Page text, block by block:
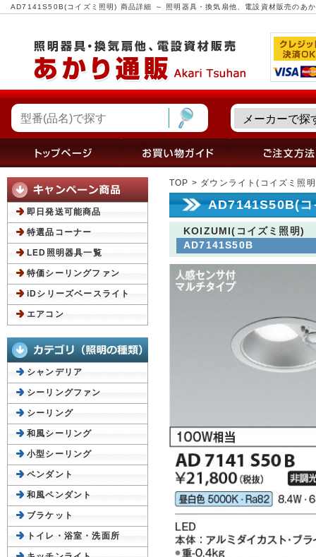
AD7141S50B(コイズミ照明) 商品詳細 ～ 照明器具・換気扇他、電設資材販売のあ
TOP > ダウンライト(コイズミ照
AD7141S50B(コ
KOIZUMI(コイズミ照明)
AD7141S50B
即日発送可能商品
特選品コーナー
LED照明器具一覧
特価シーリングファン
iDシリーズベースライト
エアコン
シャンデリア
シーリングファン
シーリング
和風シーリング
小型シーリング
ペンダント
和風ペンダント
ブラケット
トイレ・浴室・洗面所